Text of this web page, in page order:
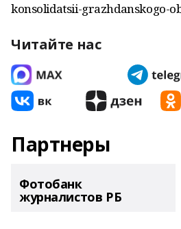
konsolidatsii-grazhdanskogo-
Читайте нас
Партнеры
Фотобанк
журналистов РБ